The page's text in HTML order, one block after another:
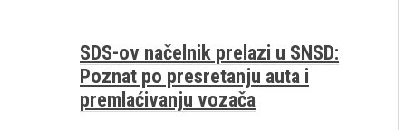
SDS-ov načelnik prelazi u SNSD:
Poznat po presretanju auta i
premlaćivanju vozača